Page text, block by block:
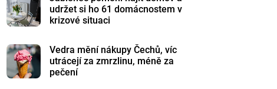
udržet si ho 61 domácnostem v
krizové situaci
Vedra mění nákupy Čechů, víc
utrácejí za zmrzlinu, méně za
pečení